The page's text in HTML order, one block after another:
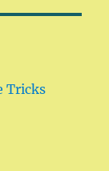
Tricks